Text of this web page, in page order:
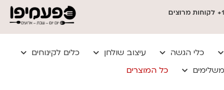
כלי הגשה עיצוב שולחן
כלים לקינוחים
כל המוצרים